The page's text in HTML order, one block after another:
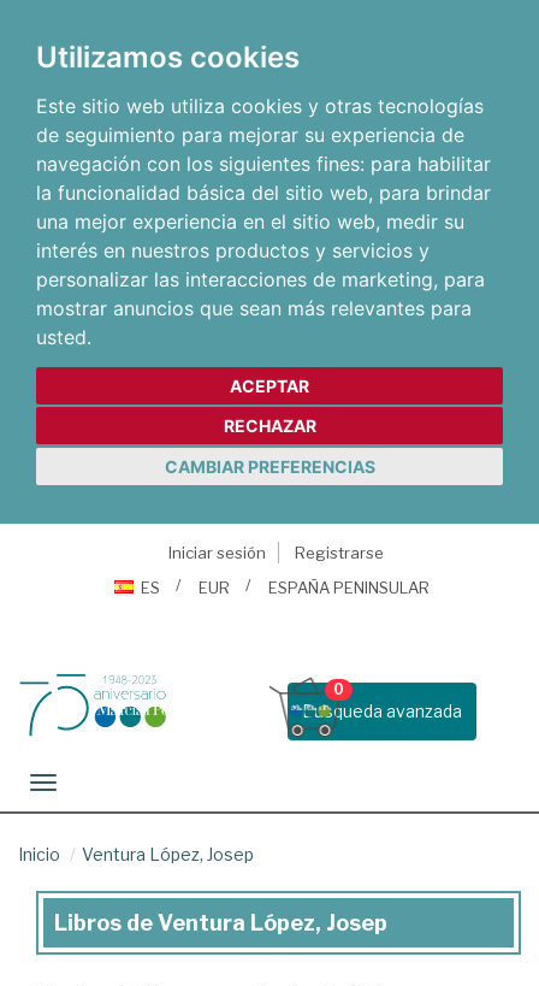
Utilizamos cookies
Este sitio web utiliza cookies y otras tecnologías
de seguimiento para mejorar su experiencia de
navegación con los siguientes fines: para habilitar
la funcionalidad básica del sitio web, para brindar
una mejor experiencia en el sitio web, medir su
interés en nuestros productos y servicios y
personalizar las interacciones de marketing, para
mostrar anuncios que sean más relevantes para
usted.
ACEPTAR
RECHAZAR
CAMBIAR PREFERENCIAS
Iniciar sesión
Registrarse
ES
EUR ESPAÑA PENINSULAR
Busqueda avanzada
0
Toggle navigation
Inicio Ventura López, Josep
Libros
Libros de Ventura López, Josep